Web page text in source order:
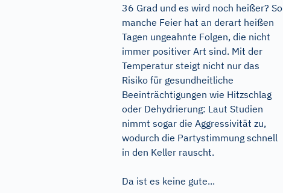
36 Grad und es wird noch heißer? So
manche Feier hat an derart heißen
Tagen ungeahnte Folgen, die nicht
immer positiver Art sind. Mit der
Temperatur steigt nicht nur das
Risiko für gesundheitliche
Beeinträchtigungen wie Hitzschlag
oder Dehydrierung: Laut Studien
nimmt sogar die Aggressivität zu,
wodurch die Partystimmung schnell
in den Keller rauscht.
Da ist es keine gute...